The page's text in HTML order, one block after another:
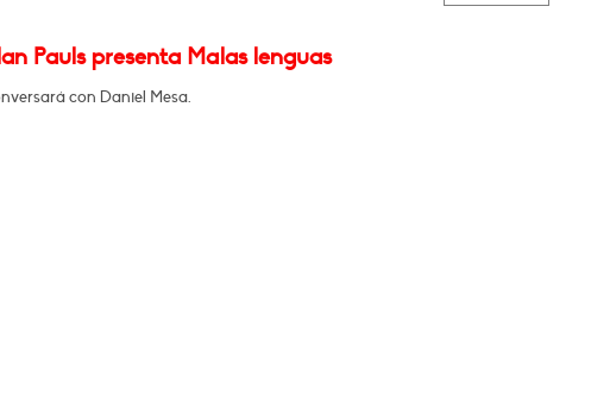
Pauls presenta Malas lenguas
con Daniel Mesa.